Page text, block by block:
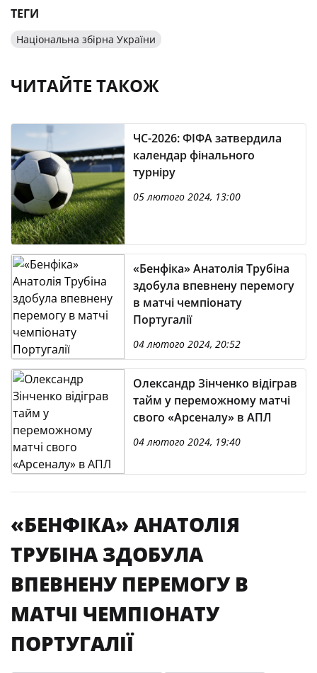
ТЕГИ
Національна збірна України
ЧИТАЙТЕ ТАКОЖ
ЧС-2026: ФІФА затвердила
календар фінального
турніру
05 лютого 2024, 13:00
«Бенфіка» Анатолія Трубіна
здобула впевнену перемогу
в матчі чемпіонату
Португалії
04 лютого 2024, 20:52
Олександр Зінченко відіграв
тайм у переможному матчі
свого «Арсеналу» в АПЛ
04 лютого 2024, 19:40
«БЕНФІКА» АНАТОЛІЯ
ТРУБІНА ЗДОБУЛА
ВПЕВНЕНУ ПЕРЕМОГУ В
МАТЧІ ЧЕМПІОНАТУ
ПОРТУГАЛІЇ